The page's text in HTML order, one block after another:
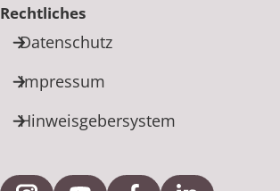
Rechtliches
Datenschutz
Impressum
Hinweisgebersystem